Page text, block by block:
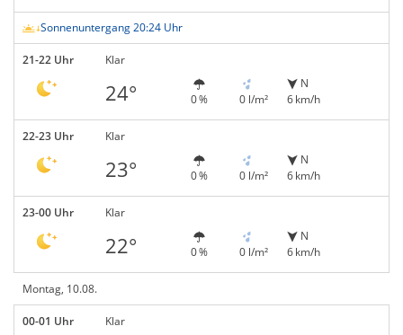
Sonnenuntergang 20:24 Uhr
21-22 Uhr Klar
24° 0 % 0 l/m²
N
6 km/h
22-23 Uhr Klar
23° 0 % 0 l/m²
N
6 km/h
23-00 Uhr Klar
22° 0 % 0 l/m²
N
6 km/h
Montag, 10.08.
00-01 Uhr Klar